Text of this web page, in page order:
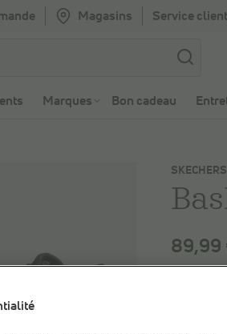
Magasins Service
Marques Bon cadeau
SKECHERS
89,99